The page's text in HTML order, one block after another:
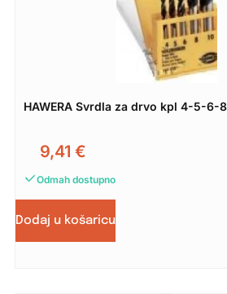
HAWERA Svrdla za drvo kpl 4-5-6-
9,41 €
Odmah dostupno
Dodaj u košaricu